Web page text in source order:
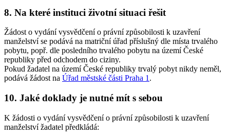
8. Na které instituci životní situaci řešit
Žádost o vydání vysvědčení o právní způsobilosti k uzavření
manželství se podává na matriční úřad příslušný dle místa trvalého
pobytu, popř. dle posledního trvalého pobytu na území České
republiky před odchodem do ciziny.
Pokud žadatel na území České republiky trvalý pobyt nikdy neměl,
podává žádost na Úřad městské části Praha 1 .
10. Jaké doklady je nutné mít s sebou
K žádosti o vydání vysvědčení o právní způsobilosti k uzavření
manželství žadatel předkládá: